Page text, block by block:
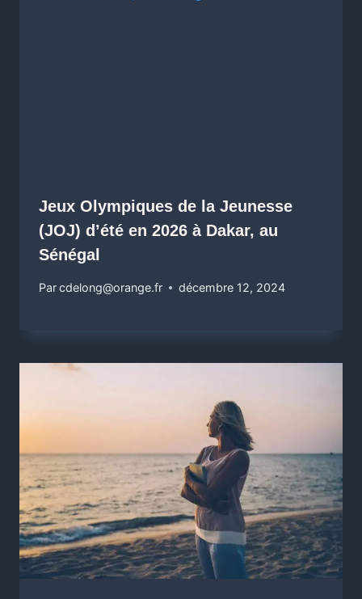
Jeux Olympiques de la Jeunesse
(JOJ) d’été en 2026 à Dakar, au
Sénégal
Parcdelong@orange.fr décembre 12, 2024